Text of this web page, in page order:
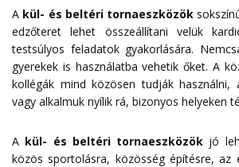
A kül- és beltéri tornaeszközök
edzőteret lehet összeállítani velük
testsúlyos feladatok gyakorlására.
gyerekek is használatba vehetik őket. A
kollégák mind közösen tudják használni,
vagy alkalmuk nyílik rá, bizonyos helyeken
A kül- és beltéri tornaeszközök jó
közös sportolásra, közösség építésre, az